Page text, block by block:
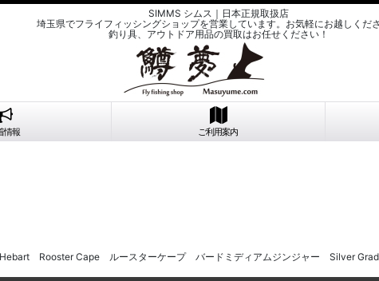
SIMMS シムス｜日本正規取扱店
埼玉県でフライフィッシングショップを営業しています。お気軽にお越しくださ
釣り具、アウトドア用品の買取はお任せください！
情報 ご利用案内
Rooster Cape ルースターケープ バードミディアムジンジャー Silver